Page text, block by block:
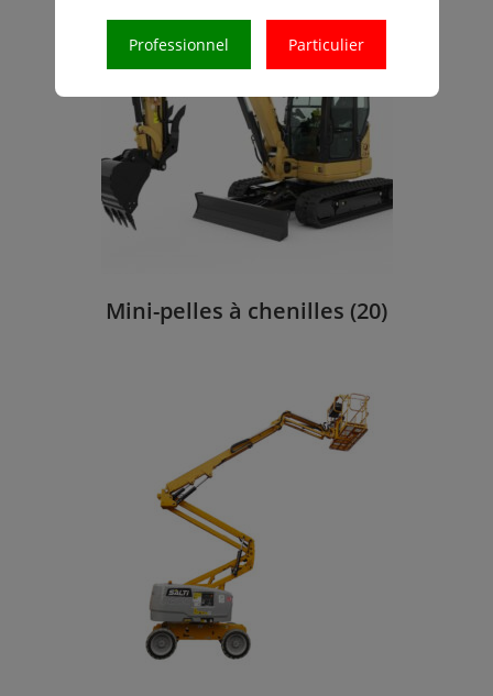
Mini-pelles à chenilles (20)
Professionnel Particulier